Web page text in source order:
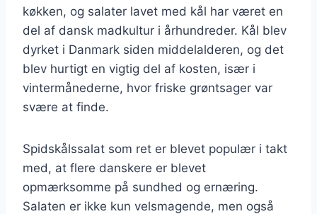
køkken, og salater lavet med kål har været en
del af dansk madkultur i århundreder. Kål blev
dyrket i Danmark siden middelalderen, og det
blev hurtigt en vigtig del af kosten, især i
vintermånederne, hvor friske grøntsager var
svære at finde.
Spidskålssalat som ret er blevet populær i takt
med, at flere danskere er blevet
opmærksomme på sundhed og ernæring.
Salaten er ikke kun velsmagende, men også